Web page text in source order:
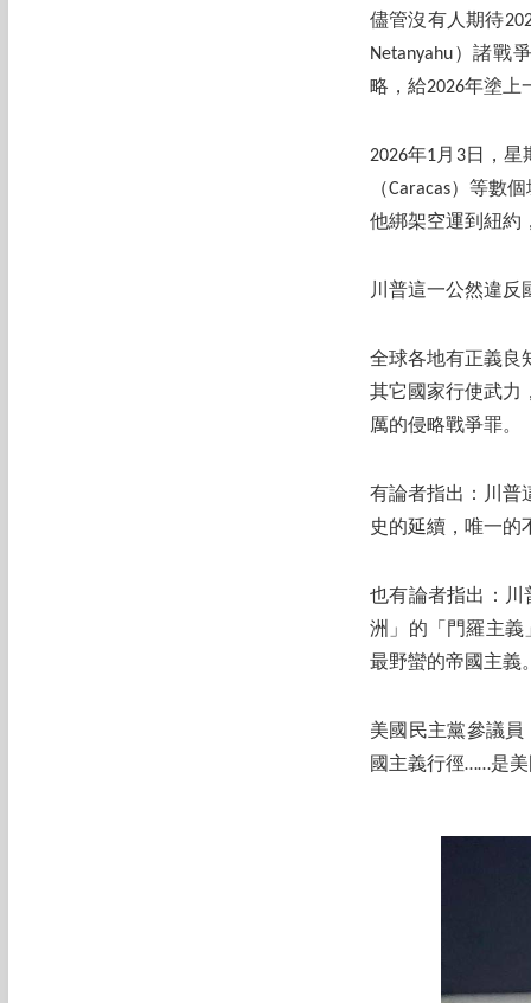
儘管沒有人期待
Netanyahu）諸戰
略，給2026年塗上
2026年1月3日，
（Caracas）等數
他綁架空運到紐約
川普這一公然違反
全球各地有正義良
其它國家行使武力
厲的侵略戰爭罪。
有論者指出：川普
史的延續，唯一的
也有論者指出：川
洲」的「門羅主義
最野蠻的帝國主義
美國民主黨參議員
國主義行徑……是